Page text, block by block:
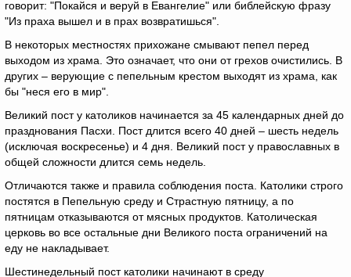
говорит: "Покайся и веруй в Евангелие" или библейскую фразу
"Из праха вышел и в прах возвратишься".
В некоторых местностях прихожане смывают пепел перед
выходом из храма. Это означает, что они от грехов очистились. В
других – верующие с пепельным крестом выходят из храма, как
бы "неся его в мир".
Великий пост у католиков начинается за 45 календарных дней до
празднования Пасхи. Пост длится всего 40 дней – шесть недель
(исключая воскресенье) и 4 дня. Великий пост у православных в
общей сложности длится семь недель.
Отличаются также и правила соблюдения поста. Католики строго
постятся в Пепельную среду и Страстную пятницу, а по
пятницам отказываются от мясных продуктов. Католическая
церковь во все остальные дни Великого поста ограничений на
еду не накладывает.
Шестинедельный пост католики начинают в среду